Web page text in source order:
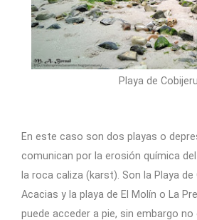
Playa de Cobijeru.
En este caso son dos playas o
comunican por la erosión química
la roca caliza (karst). Son la Playa de
Acacias y la playa de El Molín o La
puede acceder a pie, sin embargo no